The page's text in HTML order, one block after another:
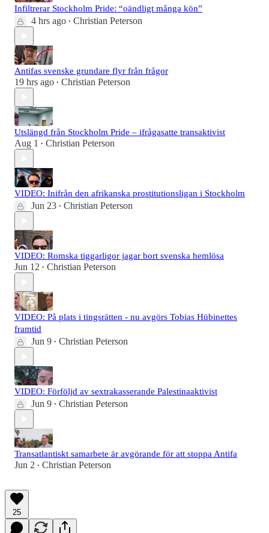
Infiltrerar Stockholm Pride: “oändligt många kön”
4 hrs ago • Christian Peterson
Antifas svenske grundare flyr från frågor
19 hrs ago • Christian Peterson
Utslängd från Stockholm Pride – ifrågasatte transaktivist
Aug 1 • Christian Peterson
VIDEO: Inifrån den afrikanska prostitutionsligan i Stockholm
Jun 23 • Christian Peterson
VIDEO: Romska tiggarligor jagar bort svenska hemlösa
Jun 12 • Christian Peterson
VIDEO: På plats i tingsrätten - nu avgörs Tobias Hübinettes
framtid
Jun 9 • Christian Peterson
VIDEO: Förföljd av sextrakasserande Palestinaaktivist
Jun 9 • Christian Peterson
Transatlantiskt samarbete är avgörande för att stoppa Antifa
Jun 2 • Christian Peterson
25